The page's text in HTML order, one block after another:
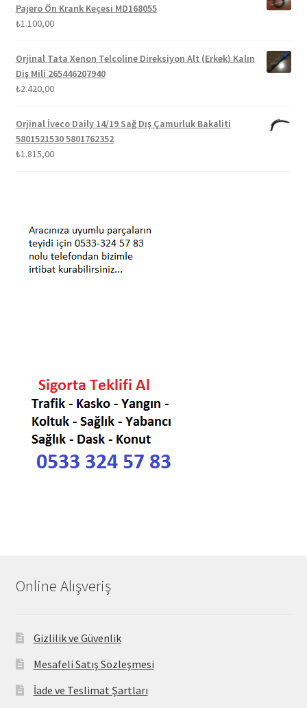
Pajero Ön Krank Keçesi MD168055
₺1.100,00
Orjinal Tata Xenon Telcoline Direksiyon Alt (Erkek) Kalın
Diş Mili 265446207940
₺2.420,00
Orjinal İveco Daily 14/19 Sağ Dış Çamurluk Bakaliti
5801521530 5801762352
₺1.815,00
Online Alışveriş
Gizlilik ve Güvenlik
Mesafeli Satış Sözleşmesi
İade ve Teslimat Şartları